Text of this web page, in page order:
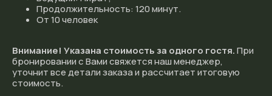
Продолжительность: 120 минут.
От 10 человек
Внимание! Указана стоимость за одного гостя.При
бронировании с Вами свяжется наш менеджер,
уточнит все детали заказа и рассчитает итоговую
стоимость.